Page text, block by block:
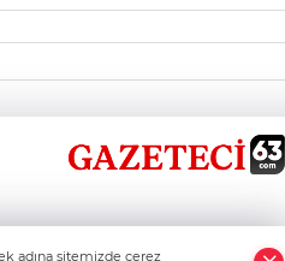
adına sitemizde çerez